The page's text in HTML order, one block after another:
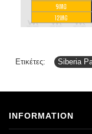
Ετικέτες: Siberia
INFORMATION